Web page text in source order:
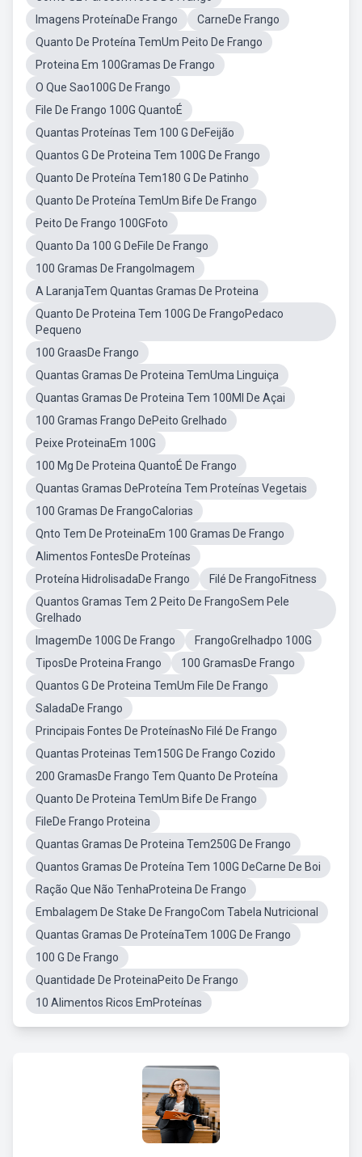
Imagens ProteínaDe Frango
CarneDe Frango
Quanto De Proteína TemUm Peito De Frango
Proteina Em 100Gramas De Frango
O Que Sao100G De Frango
File De Frango 100G QuantoÉ
Quantas Proteínas Tem 100 G DeFeijão
Quantos G De Proteina Tem 100G De Frango
Quanto De Proteína Tem180 G De Patinho
Quanto De Proteína TemUm Bife De Frango
Peito De Frango 100GFoto
Quanto Da 100 G DeFile De Frango
100 Gramas De FrangoImagem
A LaranjaTem Quantas Gramas De Proteina
Quanto De Proteina Tem 100G De FrangoPedaco
Pequeno
100 GraasDe Frango
Quantas Gramas De Proteina TemUma Linguiça
Quantas Gramas De Proteina Tem 100Ml De Açai
100 Gramas Frango DePeito Grelhado
Peixe ProteinaEm 100G
100 Mg De Proteina QuantoÉ De Frango
Quantas Gramas DeProteína Tem Proteínas Vegetais
100 Gramas De FrangoCalorias
Qnto Tem De ProteinaEm 100 Gramas De Frango
Alimentos FontesDe Proteínas
Proteína HidrolisadaDe Frango
Filé De FrangoFitness
Quantos Gramas Tem 2 Peito De FrangoSem Pele
Grelhado
ImagemDe 100G De Frango
FrangoGrelhadpo 100G
TiposDe Proteina Frango
100 GramasDe Frango
Quantos G De Proteina TemUm File De Frango
SaladaDe Frango
Principais Fontes De ProteínasNo Filé De Frango
Quantas Proteinas Tem150G De Frango Cozido
200 GramasDe Frango Tem Quanto De Proteína
Quanto De Proteina TemUm Bife De Frango
FileDe Frango Proteina
Quantas Gramas De Proteina Tem250G De Frango
Quantos Gramas De Proteína Tem 100G DeCarne De Boi
Ração Que Não TenhaProteina De Frango
Embalagem De Stake De FrangoCom Tabela Nutricional
Quantas Gramas De ProteínaTem 100G De Frango
100 G De Frango
Quantidade De ProteinaPeito De Frango
10 Alimentos Ricos EmProteínas